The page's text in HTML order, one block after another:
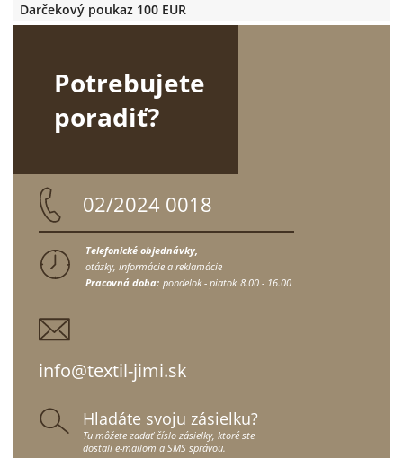
Darčekový poukaz 100 EUR
Potrebujete
poradiť?
02/2024 0018
Telefonické objednávky,
otázky, informácie a reklamácie
Pracovná doba: pondelok - piatok 8.00 - 16.00
info@textil-jimi.sk
Hladáte svoju zásielku?
Tu môžete zadať číslo zásielky, ktoré ste
dostali e-mailom a SMS správou.